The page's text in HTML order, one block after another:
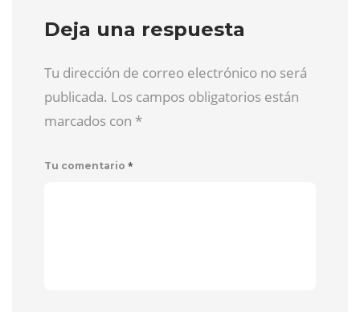
Deja una respuesta
Tu dirección de correo electrónico no será
publicada. Los campos obligatorios están
marcados con *
Tu comentario *